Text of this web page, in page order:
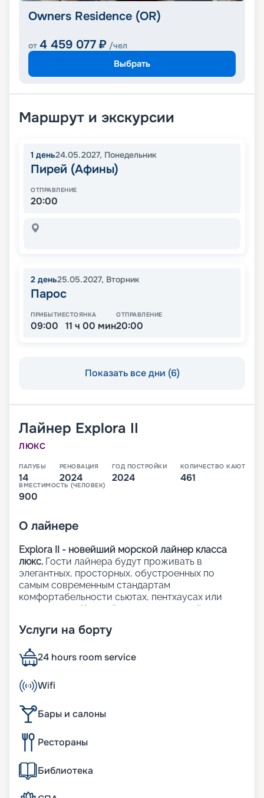
Owners Residence (OR)
от 4 459 077 ₽ /чел
Выбрать
Маршрут и экскурсии
1 день24.05.2027, Понедельник
Пирей (Афины)
ОТПРАВЛЕНИЕ
20:00
2 день25.05.2027, Вторник
Парос
ПРИБЫТИЕ
09:00
СТОЯНКА
11 ч 00 мин
ОТПРАВЛЕНИЕ
20:00
Показать все дни (6)
Лайнер Explora II
ЛЮКС
ПАЛУБЫ
14
РЕНОВАЦИЯ
2024
ГОД ПОСТРОЙКИ
2024
КОЛИЧЕСТВО КАЮТ
461
ВМЕСТИМОСТЬ (ЧЕЛОВЕК)
900
О лайнере
Explora II - новейший морской лайнер класса
люкс. Гости лайнера будут проживать в
элегантных, просторных, обустроенных по
самым современным стандартам
комфортабельности сьютах, пентхаусах или
резиденциях. Каждый из 461 люксов лайнера с
приватными террасами.
На лайнере:
12 баров и лаунджей, а также 6 ресторанов;
3 открытых бассейна, включая 1 бассейн только
для взрослых;
1 закрытый бассейн с раздвижной стеклянной
крышей;
64 индивидуальные кабаны (у бассейнов);
множество открытых и закрытых джакузи;
лаунджи у бассейнов;
казино;
художественная галерея;
Услуги на борту
24 hours room service
Wifi
Бары и салоны
Рестораны
Библиотека